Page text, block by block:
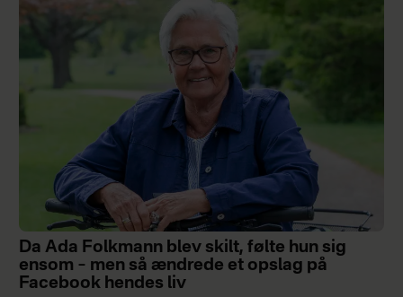
Da Ada Folkmann blev skilt, følte hun sig
ensom – men så ændrede et opslag på
Facebook hendes liv